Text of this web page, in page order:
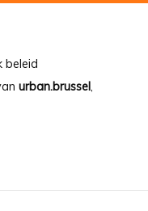
beleid
urban.brussel,